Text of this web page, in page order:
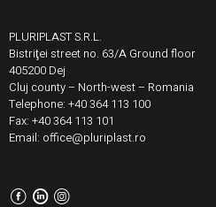
PLURIPLAST S.R.L.
Bistriţei street no. 63/A Ground floor
405200 Dej
Cluj county – North-west – Romania
Telephone: +40 364 113 100
Fax: +40 364 113 101
Email: office@pluriplast.ro
F L I